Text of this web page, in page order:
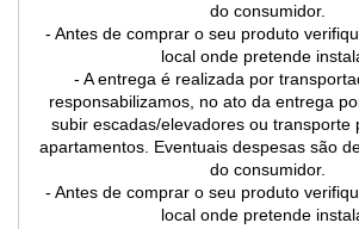
do consumidor.
- Antes de comprar o seu produto
local onde pretende
- A entrega é realizada por
responsabilizamos, no ato da entrega
subir escadas/elevadores ou transporte
apartamentos. Eventuais despesas são
do consumidor.
- Antes de comprar o seu produto
local onde pretende